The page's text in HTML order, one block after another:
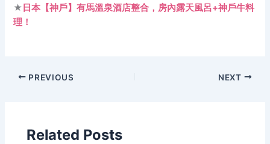
★ 日本【神戶】有馬溫泉酒店整合，房內露天風呂+神戶牛料
理！
PREVIOUS NEXT
Related Posts